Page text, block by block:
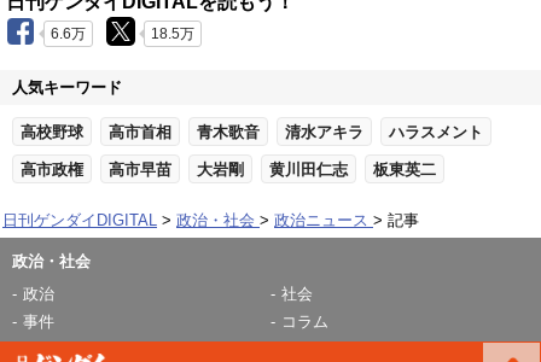
6.6万 18.5万
人気キーワード
高校野球 高市首相 青木歌音 清水アキラ ハラスメント
高市政権 高市早苗 大岩剛 黄川田仁志 板東英二
日刊ゲンダイDIGITAL 政治・社会 政治ニュース 記事
政治・社会
政治
社会
事件
コラム